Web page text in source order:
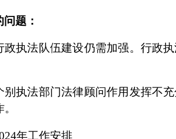
题：
政执法队伍建设仍需加强。行政
别执法部门法律顾问作用发挥不
年工作安排